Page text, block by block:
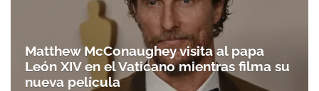
Matthew McConaughey visita al papa
León XIV en el Vaticano mientras filma su
nueva película